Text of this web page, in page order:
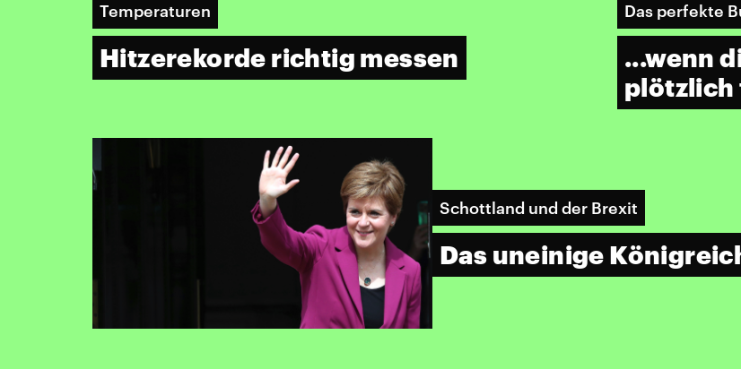
Temperaturen
Hitzerekorde richtig messen
Das perfekte
...wenn
plötzlich
Schottland und der Brexit
Das uneinige